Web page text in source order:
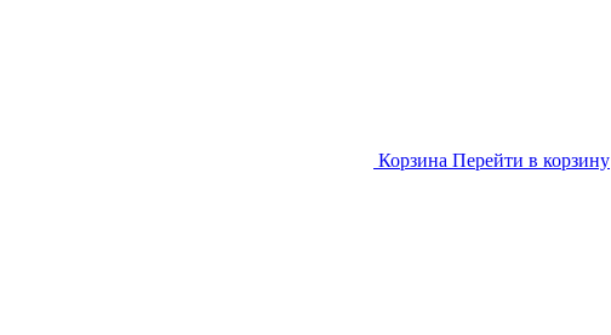
Корзина Перейти в корзину